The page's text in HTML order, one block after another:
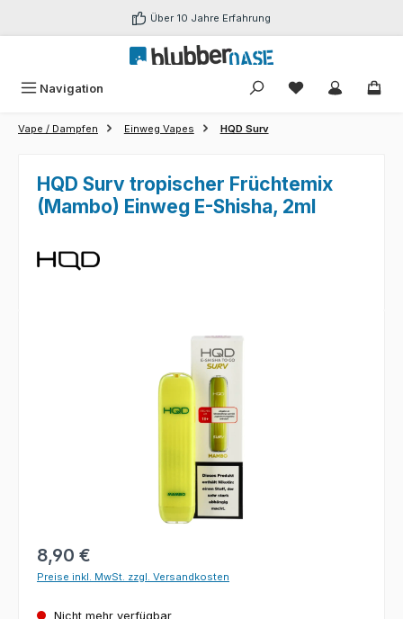
Zum Hauptinhalt springen Über 10 Jahre Erfahrung
Navigation Du hast 0
Vape / Dampfen Einweg Vapes HQD Surv
HQD Surv tropischer Früchtemix
(Mambo) Einweg E-Shisha, 2ml
Regulärer Preis:
8,90 €
Preise inkl. MwSt. zzgl. Versandkosten
Nicht mehr verfügbar